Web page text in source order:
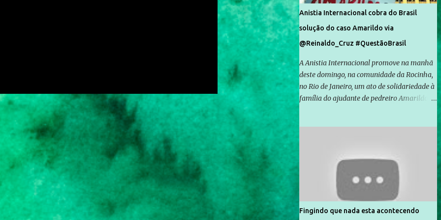
Anistia Internacional cobra do Brasil
solução do caso Amarildo via
@Reinaldo_Cruz #QuestãoBrasil
A Anistia Internacional promove na manhã
deste domingo, na comunidade da Rocinha,
no Rio de Janeiro, um ato de solidariedade à
família do ajudante de pedreiro Amarildo de
Rocinha. A assessora de Direitos Humanos
da Anistia Internacional, Renata Neder, disse
à Agência Brasil que ações e atividades de
mobilização são feitas normalmente pela
organização não governamental. As ações
de solidariedade são promovidas em apoio
Fingindo que nada esta acontecendo